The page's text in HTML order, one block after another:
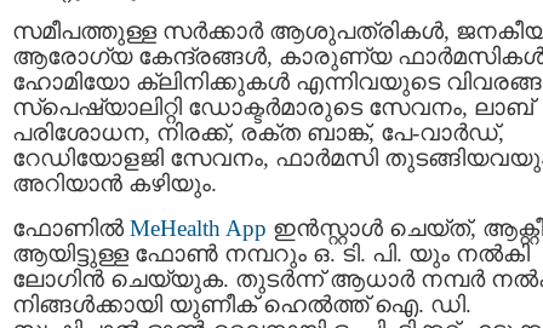
സമീപത്തുള്ള സർക്കാർ ആശുപത്രികൾ,
ആരോഗ്യ കേന്ദ്രങ്ങൾ, കാരുണ്യ
ഹോമിയോ ക്ലിനിക്കുകൾ എന്നിവയുടെ
സ്‌പെഷ്യാലിറ്റി ഡോക്ടർമാരുടെ സേവനം, ലാബ്
പരിശോധന, നിരക്ക്, രക്ത ബാങ്ക്, പേ-വാർഡ്,
റേഡിയോളജി സേവനം, ഫാർമസി
അറിയാൻ കഴിയും.
ഫോണിൽMeHealth App ഇൻസ്റ്റാൾ ചെയ്ത്,
ആയിട്ടുള്ള ഫോൺ നമ്പറും ഒ. ടി. പി. യും നൽകി
ലോഗിൻ ചെയ്യുക. തുടർന്ന് ആധാർ നമ്പർ
നിങ്ങൾക്കായി യുണീക് ഹെൽത്ത് ഐ. ഡി.